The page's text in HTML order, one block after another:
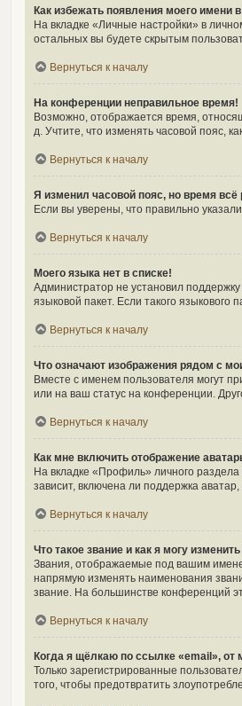
Как избежать появления моего имени
На вкладке «Личные настройки» в
остальных вы будете скрытым
Вернуться к началу
На конференции неправильное время!
Возможно, отображается время,
д. Учтите, что изменять часовой пояс,
Вернуться к началу
Я изменил часовой пояс, но время всё
Если вы уверены, что правильно
Вернуться к началу
Моего языка нет в списке!
Администратор не установил
языковой пакет. Если такого
Вернуться к началу
Что означают изображения рядом с
Вместе с именем пользователя могут
или на ваш статус на конференции.
Вернуться к началу
Как мне включить отображение
На вкладке «Профиль» личного
зависит, включена ли поддержка
Вернуться к началу
Что такое звание и как я могу изменить
Звания, отображаемые под вашим
напрямую изменять наименования
звание. На большинстве конференций
Вернуться к началу
Когда я щёлкаю по ссылке «email»,
Только зарегистрированные
того, чтобы предотвратить